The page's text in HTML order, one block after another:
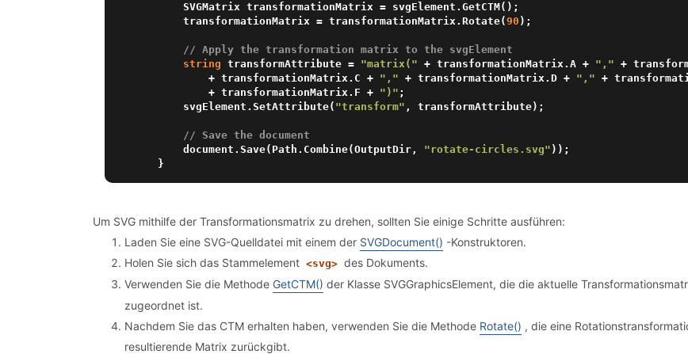
        transformationMatrix = transformationMatrix.Rotate(
90 );
// Apply the transformation matrix to the svgElement
string transformAttribute = "matrix(" + transformationMatrix.A + "," +
            + transformationMatrix.C +
"," + transformationMatrix.D + "," +
            + transformationMatrix.F +
")" ;
        svgElement.SetAttribute(
"transform" , transformAttribute);
// Save the document
        document.Save(Path.Combine(OutputDir,
"rotate-circles.svg" ));
Um SVG mithilfe der Transformationsmatrix zu drehen, sollten Sie einige Schritte ausführen:
Laden Sie eine SVG-Quelldatei mit einem der SVGDocument() -Konstruktoren.
Holen Sie sich das Stammelement <svg> des Dokuments.
Verwenden Sie die Methode GetCTM() der Klasse SVGGraphicsElement, die die aktuelle
zugeordnet ist.
Nachdem Sie das CTM erhalten haben, verwenden Sie die Methode Rotate() , die eine
resultierende Matrix zurückgibt.